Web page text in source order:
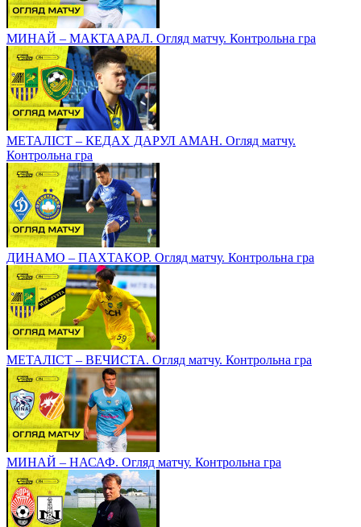
МИНАЙ – МАКТААРАЛ. Огляд матчу. Контрольна гра
МЕТАЛІСТ – КЕДАХ ДАРУЛ АМАН. Огляд матчу.
Контрольна гра
ДИНАМО – ПАХТАКОР. Огляд матчу. Контрольна гра
МЕТАЛІСТ – ВЕЧИСТА. Огляд матчу. Контрольна гра
МИНАЙ – НАСАФ. Огляд матчу. Контрольна гра